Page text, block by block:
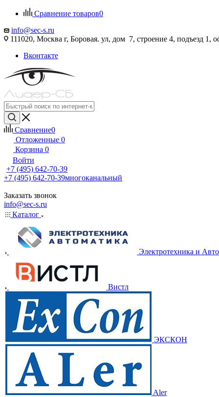
Сравнение товаров0
info@sec-s.ru
111020, Москва г, Боровая. ул, дом 7, строение 4, подъезд 1,
Вконтакте
Сравнение0
Отложенные 0
Корзина 0
Войти
+7 (495) 642-70-39
+7 (495) 642-70-39многоканальный
Заказать звонок
info@sec-s.ru
Каталог
Электротехника и
Вистл
ЭКСКОН
Aler